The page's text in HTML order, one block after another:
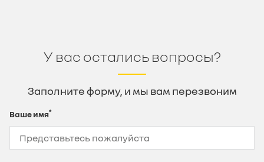
У вас остались вопросы?
Заполните форму, и мы вам перезвоним
Ваше имя*